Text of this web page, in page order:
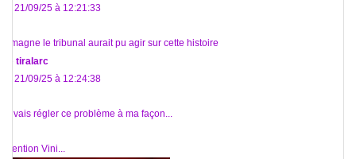
Le 21/09/25 à 12:21:33
@magne le tribunal aurait pu agir sur cette histoire
tiralarc
Le 21/09/25 à 12:24:38
Je vais régler ce problème à ma façon...
Attention Vini...